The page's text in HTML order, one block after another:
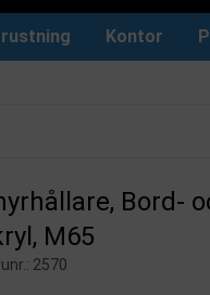
Kontor
Bord-
M65
2570